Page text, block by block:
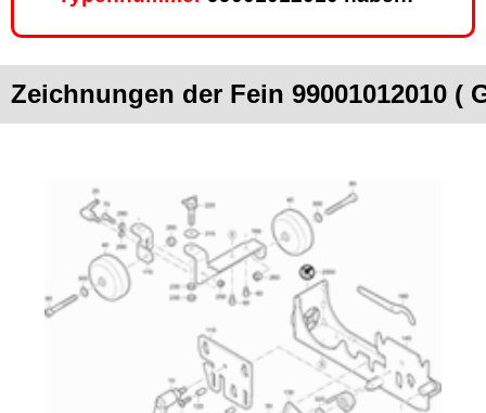
Zeichnungen der Fein 99001012010 (